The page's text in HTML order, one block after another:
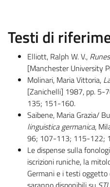
Testi di
Elliott, Ralph W. V.,
[Manchester University
Molinari, Maria Vittoria,
[Zanichelli] 1987, pp.
135; 151-160.
Saibene, Maria Grazia/
linguistica germanica,
96; 107-113; 115-122;
Le dispense sulla
iscrizioni runiche, la
Germani e i testi